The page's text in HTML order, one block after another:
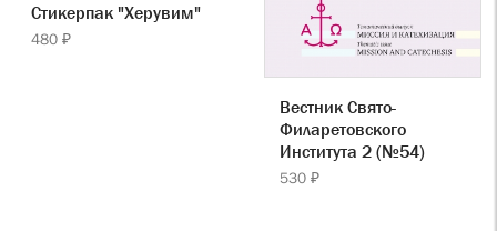
Стикерпак "Херувим"
480 ₽
Вестник Свято-
Филаретовского
Института 2 (№54)
530 ₽